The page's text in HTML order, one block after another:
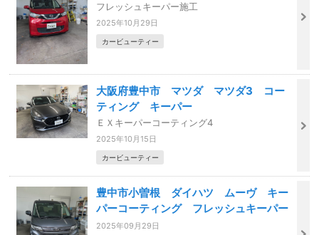
フレッシュキーパー施工
2025年10月29日
カービューティー
大阪府豊中市 マツダ マツダ3 コー
ティング キーパー
ＥＸキーパーコーティング4
2025年10月15日
カービューティー
豊中市小曽根 ダイハツ ムーヴ キー
パーコーティング フレッシュキーパー
2025年09月29日